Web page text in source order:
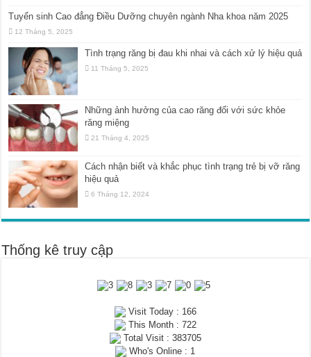
Tuyển sinh Cao đẳng Điều Dưỡng chuyên ngành Nha khoa năm 2025
12 Tháng 5, 2025
Tình trạng răng bị đau khi nhai và cách xử lý hiệu quả
11 Tháng 5, 2025
Những ảnh hưởng của cao răng đối với sức khỏe
răng miệng
21 Tháng 4, 2025
Cách nhận biết và khắc phục tình trạng trẻ bị vỡ răng
hiệu quả
6 Tháng 12, 2024
Thống kê truy cập
Visit Today : 166
This Month : 722
Total Visit : 383705
Who's Online : 1